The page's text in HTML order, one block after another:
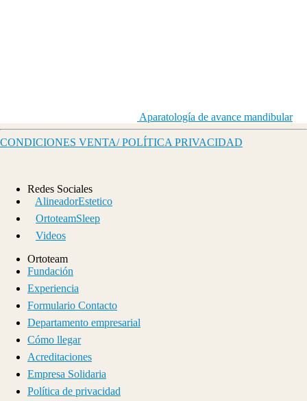
Aparatología de avance mandibular
CONDICIONES VENTA/ POLÍTICA PRIVACIDAD
Redes Sociales
AlineadorEstetico
OrtoteamSleep
Videos
Ortoteam
Fundación
Experiencia
Formulario Contacto
Departamento empresarial
Cómo llegar
Acreditaciones
Empresa Solidaria
Política de privacidad